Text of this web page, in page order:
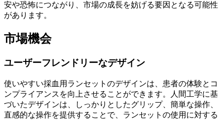
安や恐怖につながり、市場の成長を妨げる要因となる可能性
があります。
市場機会
ユーザーフレンドリーなデザイン
使いやすい採血用ランセットのデザインは、患者の体験とコ
ンプライアンスを向上させることができます。人間工学に基
づいたデザインは、しっかりとしたグリップ、簡単な操作、
直感的な操作を提供することで、ランセットの使用に対する